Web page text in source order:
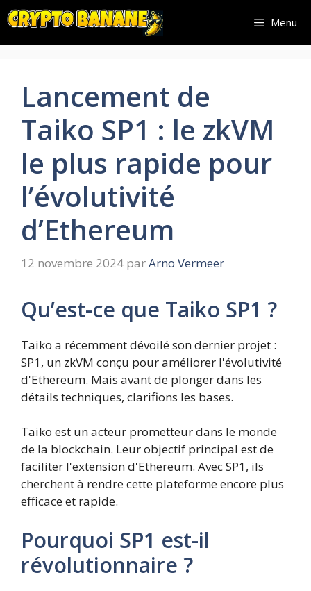
Aller
au
contenu
Menu
Lancement de
Taiko SP1 : le zkVM
le plus rapide pour
l’évolutivité
d’Ethereum
12 novembre 2024 parArno Vermeer
Qu’est-ce que Taiko SP1 ?
Taiko a récemment dévoilé son dernier projet :
SP1, un zkVM conçu pour améliorer l'évolutivité
d'Ethereum. Mais avant de plonger dans les
détails techniques, clarifions les bases.
Taiko est un acteur prometteur dans le monde
de la blockchain. Leur objectif principal est de
faciliter l'extension d'Ethereum. Avec SP1, ils
cherchent à rendre cette plateforme encore plus
efficace et rapide.
Pourquoi SP1 est-il
révolutionnaire ?